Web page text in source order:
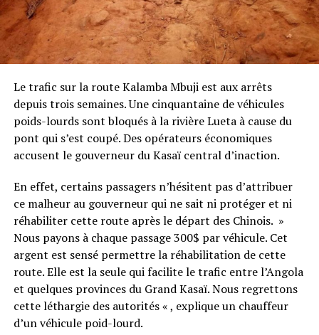
Le trafic sur la route Kalamba Mbuji est aux arrêts
depuis trois semaines. Une cinquantaine de véhicules
poids-lourds sont bloqués à la rivière Lueta à cause du
pont qui s’est coupé. Des opérateurs économiques
accusent le gouverneur du Kasaï central d’inaction.
En effet, certains passagers n’hésitent pas d’attribuer
ce malheur au gouverneur qui ne sait ni protéger et ni
réhabiliter cette route après le départ des Chinois. »
Nous payons à chaque passage 300$ par véhicule. Cet
argent est sensé permettre la réhabilitation de cette
route. Elle est la seule qui facilite le trafic entre l’Angola
et quelques provinces du Grand Kasaï. Nous regrettons
cette léthargie des autorités « , explique un chauffeur
d’un véhicule poid-lourd.